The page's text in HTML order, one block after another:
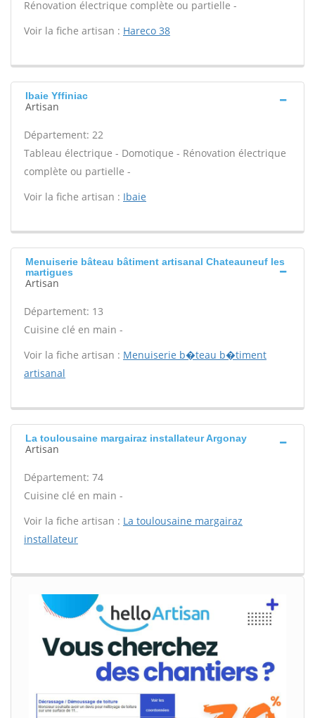
Rénovation électrique complète ou partielle -
Voir la fiche artisan : Hareco 38
Ibaie Yffiniac
Artisan
Département: 22
Tableau électrique - Domotique - Rénovation électrique
complète ou partielle -
Voir la fiche artisan : Ibaie
Menuiserie bâteau bâtiment artisanal Chateauneuf les
martigues
Artisan
Département: 13
Cuisine clé en main -
Voir la fiche artisan : Menuiserie b�teau b�timent
artisanal
La toulousaine margairaz installateur Argonay
Artisan
Département: 74
Cuisine clé en main -
Voir la fiche artisan : La toulousaine margairaz
installateur